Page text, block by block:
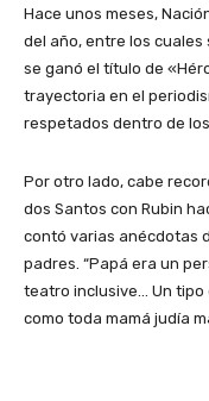
Hace unos meses,
del año, entre los cuales
se ganó el título de
trayectoria en el
respetados dentro de
Por otro lado, cabe
dos Santos con Rubin
contó varias anécdotas
padres. “Papá era un
teatro inclusive… Un tipo
como toda mamá judía